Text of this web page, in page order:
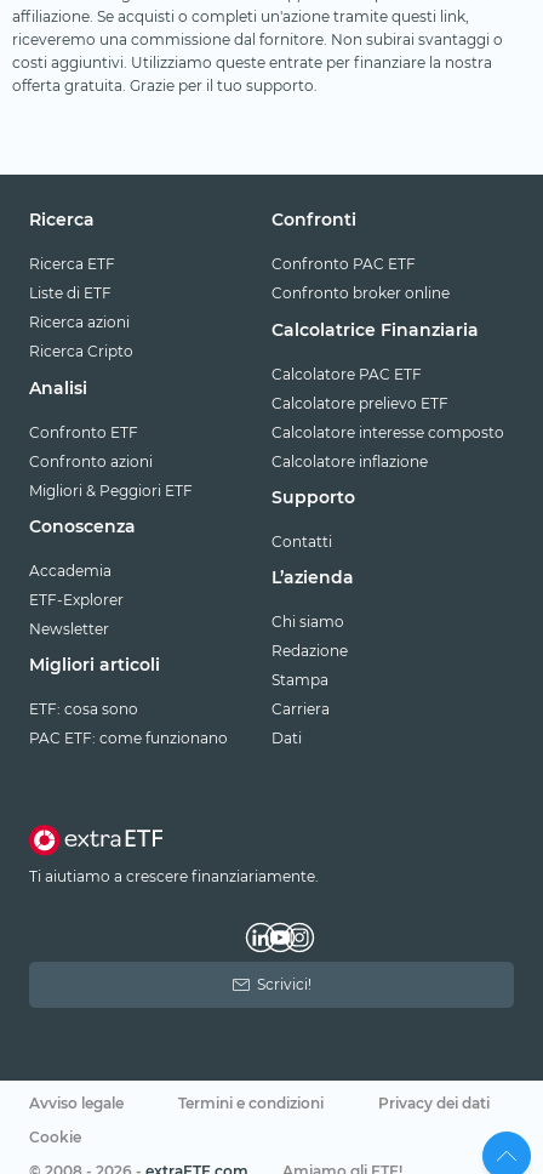
affiliazione. Se acquisti o completi un'azione tramite questi link,
riceveremo una commissione dal fornitore. Non subirai svantaggi o
costi aggiuntivi. Utilizziamo queste entrate per finanziare la nostra
offerta gratuita. Grazie per il tuo supporto.
Ricerca
Ricerca ETF
Liste di ETF
Ricerca azioni
Ricerca Cripto
Analisi
Confronto ETF
Confronto azioni
Migliori & Peggiori ETF
Conoscenza
Accademia
ETF-Explorer
Newsletter
Migliori articoli
ETF: cosa sono
PAC ETF: come funzionano
Confronti
Confronto PAC ETF
Confronto broker online
Calcolatrice Finanziaria
Calcolatore PAC ETF
Calcolatore prelievo ETF
Calcolatore interesse composto
Calcolatore inflazione
Supporto
Contatti
L’azienda
Chi siamo
Redazione
Stampa
Carriera
Dati
Ti aiutiamo a crescere finanziariamente.
Scrivici!
Avviso legale Termini e condizioni
Privacy dei dati
Cookie